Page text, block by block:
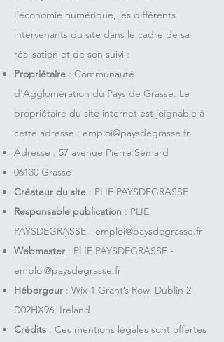
l’économie numérique, les différents
intervenants du site dans le cadre de sa
réalisation et de son suivi :
Propriétaire : Communauté
d'Agglomération du Pays de Grasse. Le
propriétaire du site internet est joignable à
cette adresse : emploi@paysdegrasse.fr
Adresse : 57 avenue Pierre Sémard
06130 Grasse
Créateur du site : PLIE PAYSDEGRASSE
Responsable publication : PLIE
PAYSDEGRASSE - emploi@paysdegrasse.fr
Webmaster : PLIE PAYSDEGRASSE -
emploi@paysdegrasse.fr
Hébergeur : Wix 1 Grant’s Row, Dublin 2
D02HX96, Ireland
Crédits : Ces mentions légales sont offertes